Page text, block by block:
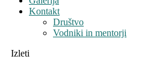
Kontakt
Društvo
Vodniki in mentorji
Izleti